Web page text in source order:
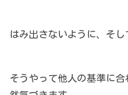
はみ出さないように、そし
そうやって他人の基準に